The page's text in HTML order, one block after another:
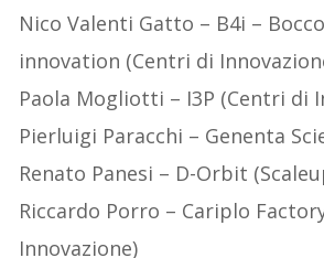
Nico Valenti Gatto – B4i –
innovation (Centri di
Paola Mogliotti – I3P (Centri di
Pierluigi Paracchi – Genenta
Renato Panesi – D-Orbit
Riccardo Porro – Cariplo
Innovazione)